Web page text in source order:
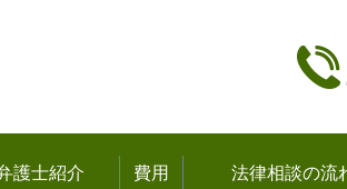
護士紹介 費用 法律相談の流